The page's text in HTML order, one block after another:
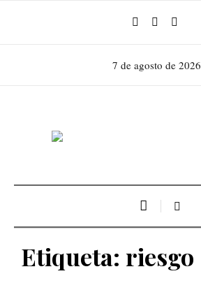
7 de agosto de 2026
Etiqueta: riesgo